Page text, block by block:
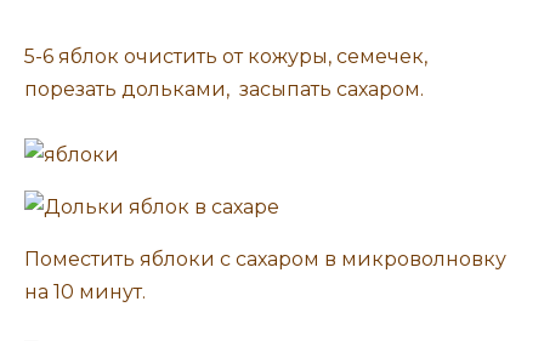
5-6 яблок очистить от кожуры, семечек,
порезать дольками, засыпать сахаром.
Поместить яблоки с сахаром в микроволновку
на 10 минут.